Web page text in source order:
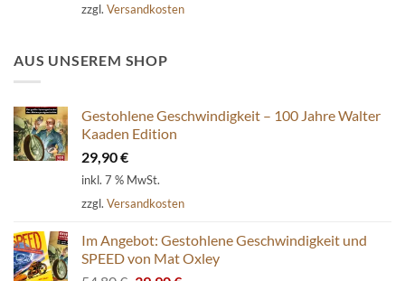
54,80 €39,90 €.
zzgl. Versandkosten
AUS UNSEREM SHOP
Gestohlene Geschwindigkeit – 100 Jahre Walter
Kaaden Edition
29,90€
inkl. 7 % MwSt.
zzgl. Versandkosten
Im Angebot: Gestohlene Geschwindigkeit und
SPEED von Mat Oxley